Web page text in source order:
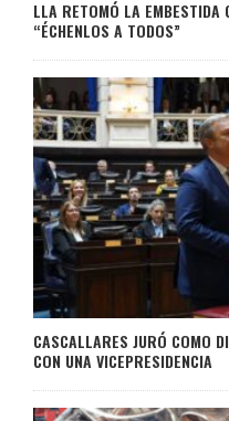
LLA RETOMÓ LA EMBESTIDA
“ÉCHENLOS A TODOS”
CASCALLARES JURÓ COMO
CON UNA VICEPRESIDENCIA